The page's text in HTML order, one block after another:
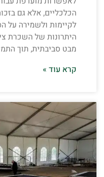
הכלכליים, אלא גם
לקיימות ולשמירה על
היתרונות של השכרת
מבט סביבתית, תוך
קרא עוד »